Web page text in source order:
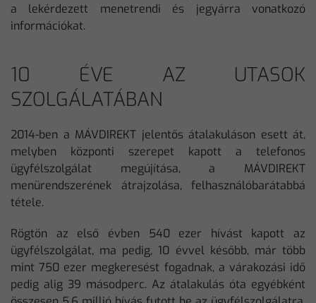
a lekérdezett menetrendi és jegyárra vonatkozó
információkat.
10 ÉVE AZ UTASOK
SZOLGÁLATÁBAN
2014-ben a MÁVDIREKT jelentős átalakuláson esett át,
melyben központi szerepet kapott a telefonos
ügyfélszolgálat megújítása, a MÁVDIREKT
menürendszerének átrajzolása, felhasználóbarátabbá
tétele.
Rögtön az első évben 540 ezer hívást kapott az
ügyfélszolgálat, ma pedig, 10 évvel később, már több
mint 750 ezer megkeresést fogadnak, a várakozási idő
pedig alig 39 másodperc. Az átalakulás óta egyébként